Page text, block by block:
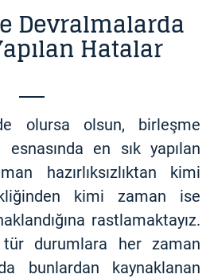
Devralmalarda
Hatalar
olursa olsun, birleşme
en sık yapılan
hazırlıksızlıktan kimi
kimi zaman ise
rastlamaktayız.
durumlara her zaman
bunlardan kaynaklanan